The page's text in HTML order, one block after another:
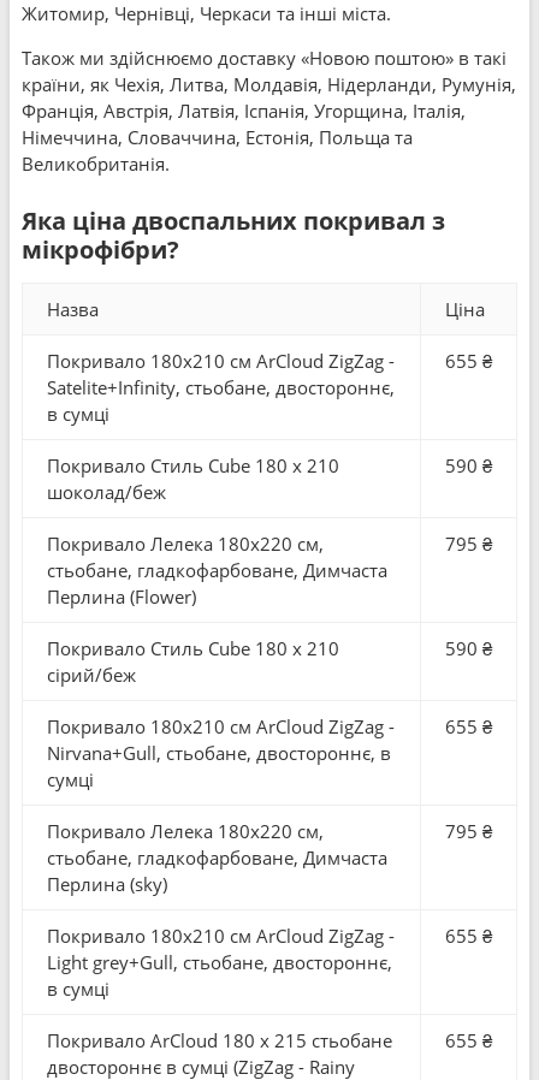
Житомир, Чернівці, Черкаси та інші міста.
Також ми здійснюємо доставку «Новою поштою» в такі
країни, як Чехія, Литва, Молдавія, Нідерланди, Румунія,
Франція, Австрія, Латвія, Іспанія, Угорщина, Італія,
Німеччина, Словаччина, Естонія, Польща та
Великобританія.
Яка ціна двоспальних покривал з
мікрофібри?
Назва Ціна
Покривало 180x210 см ArCloud ZigZag -
Satelite+Infinity, стьобане, двостороннє,
в сумці
655 ₴
Покривало Стиль Cube 180 x 210
шоколад/беж
590 ₴
Покривало Лелека 180x220 см,
стьобане, гладкофарбоване, Димчаста
Перлина (Flower)
795 ₴
Покривало Стиль Cube 180 x 210
сірий/беж
590 ₴
Покривало 180x210 см ArCloud ZigZag -
Nirvana+Gull, стьобане, двостороннє, в
сумці
655 ₴
Покривало Лелека 180x220 см,
стьобане, гладкофарбоване, Димчаста
Перлина (sky)
795 ₴
Покривало 180x210 см ArCloud ZigZag -
Light grey+Gull, стьобане, двостороннє,
в сумці
655 ₴
Покривало ArCloud 180 x 215 стьобане
двостороннє в сумцi (ZigZag - Rainy
655 ₴